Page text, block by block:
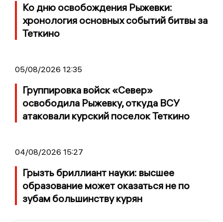
Ко дню освобождения Рыжевки:
хронология основных событий битвы за
Теткино
05/08/2026 12:35
Группировка войск «Север»
освободила Рыжевку, откуда ВСУ
атаковали курский поселок Теткино
04/08/2026 15:27
Грызть бриллиант науки: высшее
образование может оказаться не по
зубам большинству курян